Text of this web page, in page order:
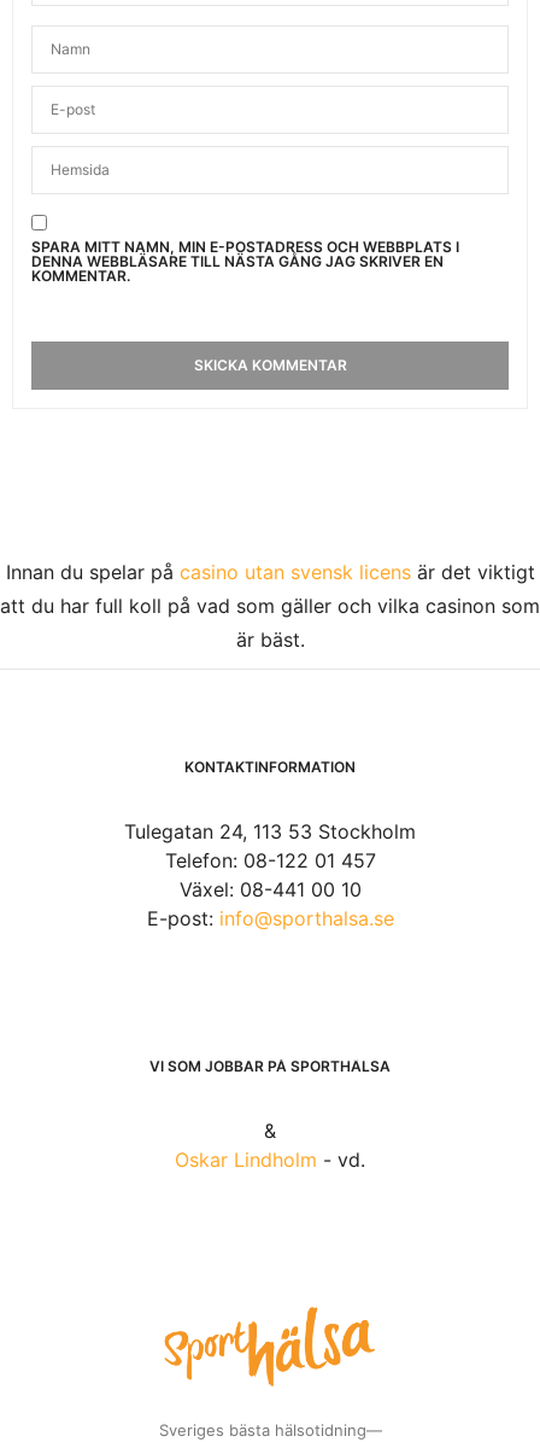
SPARA MITT NAMN, MIN E-POSTADRESS OCH WEBBPLATS I
DENNA WEBBLÄSARE TILL NÄSTA GÅNG JAG SKRIVER EN
KOMMENTAR.
Innan du spelar på casino utan svensk licensär det viktigt
att du har full koll på vad som gäller och vilka casinon som
är bäst.
KONTAKTINFORMATION
Tulegatan 24, 113 53 Stockholm
Telefon: 08-122 01 457
Växel: 08-441 00 10
E-post: info@sporthalsa.se
VI SOM JOBBAR PÅ SPORTHÄLSA
&
Oskar Lindholm - vd.
Sveriges bästa hälsotidning—